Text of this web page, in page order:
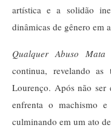
artística e a solidão
dinâmicas de gênero em
Qualquer Abuso Mata
continua, revelando as
Lourenço. Após não ser
enfrenta o machismo e
culminando em um ato